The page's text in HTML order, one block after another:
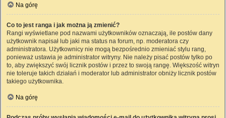
Na górę
Co to jest ranga i jak można ją zmienić?
Rangi wyświetlane pod nazwami użytkowników oznaczają, ile postów dany
użytkownik napisał lub jaki ma status na forum, np. moderatora czy
administratora. Użytkownicy nie mogą bezpośrednio zmieniać stylu rang,
ponieważ ustawia je administrator witryny. Nie należy pisać postów tylko po
to, aby zwiększyć swój licznik postów i przez to swoją rangę. Większość witryn
nie toleruje takich działań i moderator lub administrator obniży licznik postów
takiego użytkownika.
Na górę